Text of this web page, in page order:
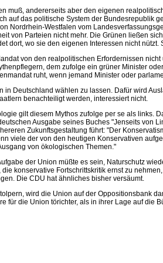
andererseits aber den eigenen
das politische System der Bundesrepublik
Nordrhein-Westfalen vom
von Parteien nicht mehr. Die Grünen ließen
dort, wo sie den eigenen Interessen nicht
von den realpolitischen Erfordernissen
dem zufolge ein grüner Minister
ruht, wenn jemand Minister oder
Deutschland wählen zu lassen. Dafür wird
benachteiligt werden, interessiert nicht.
gilt diesem Mythos zufolge per se als
Ausgabe seines Buches "Jenseits von
Zukunftsgestaltung führt: "Der
viele der von den heutigen Konservativen
von ökologischen Themen."
der Union müßte es sein, Naturschutz
konservative Fortschrittskritik ernst zu
Die CDU hat ähnliches bisher versäumt.
wird die Union auf der Oppositionsbank
für die Union törichter, als in ihrer Lage auf